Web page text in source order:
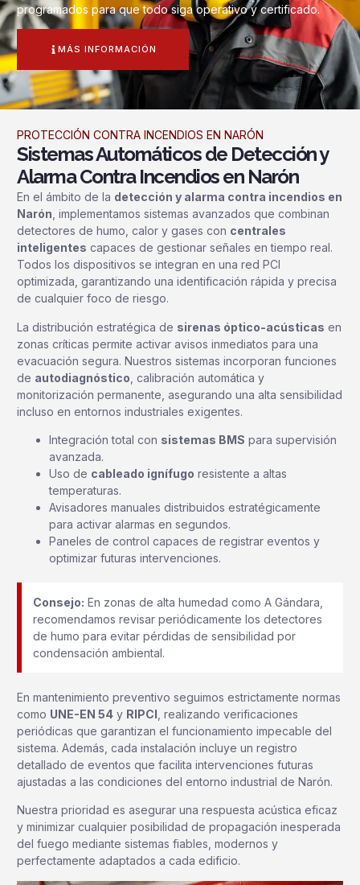
programados para que todo siga operativo y certificado.
MÁS INFORMACIÓN
PROTECCIÓN CONTRA INCENDIOS EN NARÓN
Sistemas Automáticos de Detección y
Alarma Contra Incendios en Narón
En el ámbito de la detección y alarma contra incendios en
Narón , implementamos sistemas avanzados que combinan
detectores de humo, calor y gases con centrales
inteligentes capaces de gestionar señales en tiempo real.
Todos los dispositivos se integran en una red PCI
optimizada, garantizando una identificación rápida y precisa
de cualquier foco de riesgo.
La distribución estratégica de sirenas óptico-acústicas en
zonas críticas permite activar avisos inmediatos para una
evacuación segura. Nuestros sistemas incorporan funciones
de autodiagnóstico , calibración automática y
monitorización permanente, asegurando una alta sensibilidad
incluso en entornos industriales exigentes.
Integración total con sistemas BMS para supervisión
avanzada.
Uso de cableado ignífugo resistente a altas
temperaturas.
Avisadores manuales distribuidos estratégicamente
para activar alarmas en segundos.
Paneles de control capaces de registrar eventos y
optimizar futuras intervenciones.
Consejo: En zonas de alta humedad como A Gándara,
recomendamos revisar periódicamente los detectores
de humo para evitar pérdidas de sensibilidad por
condensación ambiental.
En mantenimiento preventivo seguimos estrictamente normas
como UNE-EN 54 y RIPCI , realizando verificaciones
periódicas que garantizan el funcionamiento impecable del
sistema. Además, cada instalación incluye un registro
detallado de eventos que facilita intervenciones futuras
ajustadas a las condiciones del entorno industrial de Narón.
Nuestra prioridad es asegurar una respuesta acústica eficaz
y minimizar cualquier posibilidad de propagación inesperada
del fuego mediante sistemas fiables, modernos y
perfectamente adaptados a cada edificio.